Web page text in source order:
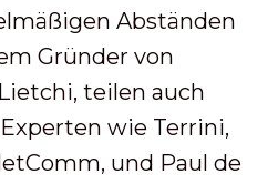
Abständen
Gründer von
teilen auch
wie Terrini,
und Paul de